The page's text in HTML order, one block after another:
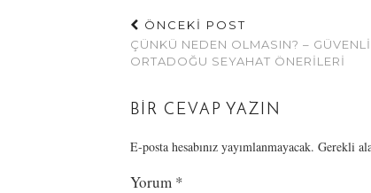
ÖNCEKİ POST
ÇÜNKÜ NEDEN OLMASIN? – GÜVENLI
ORTADOĞU SEYAHAT ÖNERILERI
BIR CEVAP YAZIN
E-posta hesabınız yayımlanmayacak. Gerekli
Yorum *